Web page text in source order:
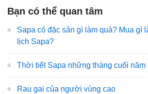
Bạn có thể quan tâm
Sapa có đặc sản gì làm quà? Mua gì
lịch Sapa?
Thời tiết Sapa những tháng cuối năm
Rau gai của người vùng cao